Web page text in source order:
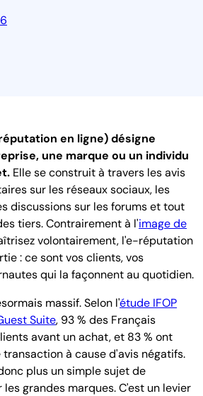
en ligne) désigne
une marque ou un individu
Elle se construit à travers les avis
sur les réseaux sociaux, les
discussions sur les forums et tout
tiers. Contrairement à l'image de
volontairement, l'e-réputation
: ce sont vos clients, vos
qui la façonnent au quotidien.
massif. Selon l'étude IFOP
Suite, 93 % des Français
avant un achat, et 83 % ont
à cause d'avis négatifs.
plus un simple sujet de
grandes marques. C'est un levier